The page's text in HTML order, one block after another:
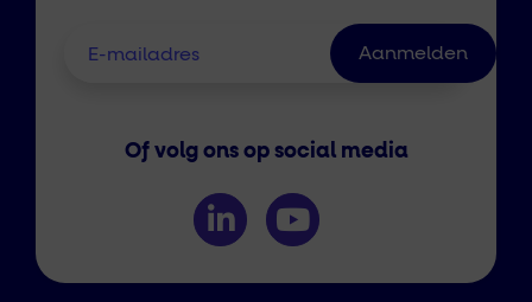
Of volg ons op social media